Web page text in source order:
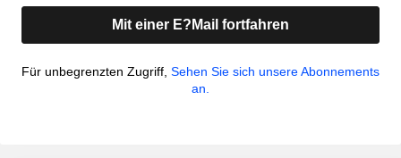
Mit einer E?Mail fortfahren
Für unbegrenzten Zugriff, Sehen Sie sich unsere Abonnements
an.